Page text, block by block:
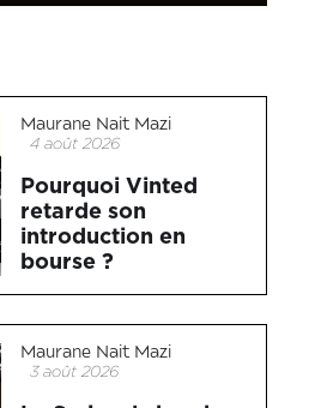
Maurane Nait Mazi
4 août 2026
Pourquoi Vinted
retarde son
introduction en
bourse ?
Maurane Nait Mazi
3 août 2026